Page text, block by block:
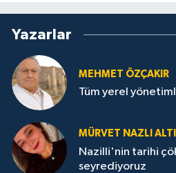
Yazarlar
MEHMET ÖZÇAKIR
Tüm yerel
MÜRVET NAZLI
Nazilli'nin tarihi
seyrediyoruz